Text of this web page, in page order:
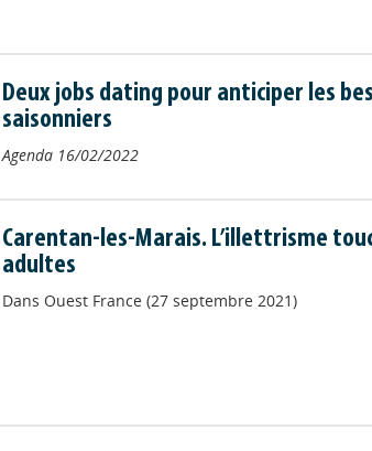
Deux jobs dating pour anticiper les
saisonniers
Agenda 16/02/2022
Carentan-les-Marais. L’illettrisme
adultes
Dans Ouest France (27 septembre 2021)